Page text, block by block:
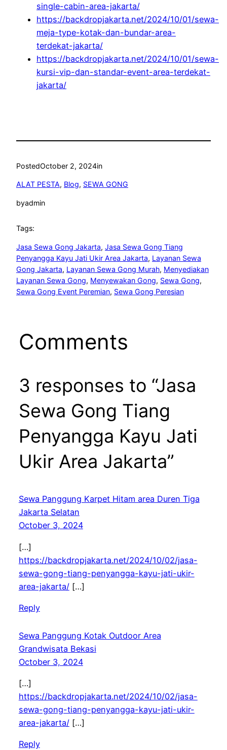
single-cabin-area-jakarta/
https://backdropjakarta.net/2024/10/01/sewa-
meja-type-kotak-dan-bundar-area-
terdekat-jakarta/
https://backdropjakarta.net/2024/10/01/sewa-
kursi-vip-dan-standar-event-area-terdekat-
jakarta/
PostedOctober 2, 2024in
ALAT PESTA, Blog, SEWA GONG
byadmin
Tags:
Jasa Sewa Gong Jakarta, Jasa Sewa Gong Tiang
Penyangga Kayu Jati Ukir Area Jakarta, Layanan Sewa
Gong Jakarta, Layanan Sewa Gong Murah, Menyediakan
Layanan Sewa Gong, Menyewakan Gong, Sewa Gong
Sewa Gong Event Peremian, Sewa Gong Peresian
Comments
3 responses to “Jasa
Sewa Gong Tiang
Penyangga Kayu Jati
Ukir Area Jakarta”
Sewa Panggung Karpet Hitam area Duren Tiga
Jakarta Selatan
October 3, 2024
[…]
https://backdropjakarta.net/2024/10/02/jasa-
sewa-gong-tiang-penyangga-kayu-jati-ukir-
area-jakarta/[…]
Reply
Sewa Panggung Kotak Outdoor Area
Grandwisata Bekasi
October 3, 2024
[…]
https://backdropjakarta.net/2024/10/02/jasa-
sewa-gong-tiang-penyangga-kayu-jati-ukir-
area-jakarta/[…]
Reply